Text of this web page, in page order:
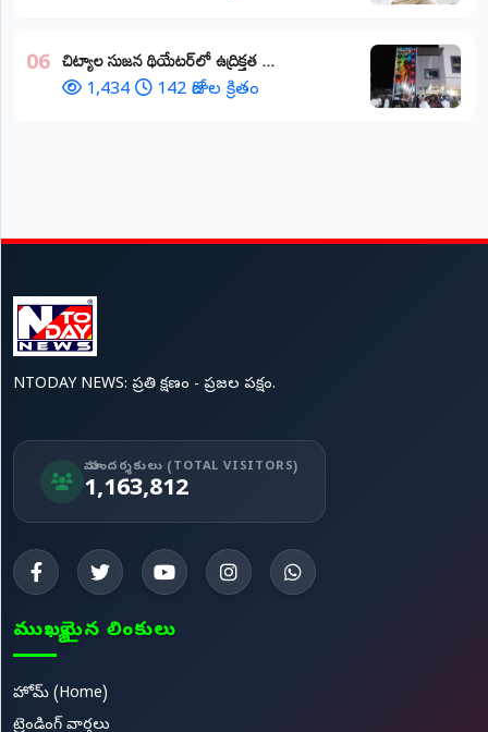
06 చిట్యాల సుజన థియేటర్‌లో ఉద్రిక్తత ...
1,434 142 రోజుల క్రితం
NTODAY NEWS: ప్రతి క్షణం - ప్రజల పక్షం.
మా సందర్శకులు (TOTAL VISITORS)
1,163,812
ముఖ్యమైన లింకులు
హోమ్ (Home)
ట్రెండింగ్ వార్తలు